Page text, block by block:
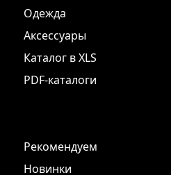
Одежда
Аксессуары
Каталог в XLS
PDF-каталоги
Рекомендуем
Новинки